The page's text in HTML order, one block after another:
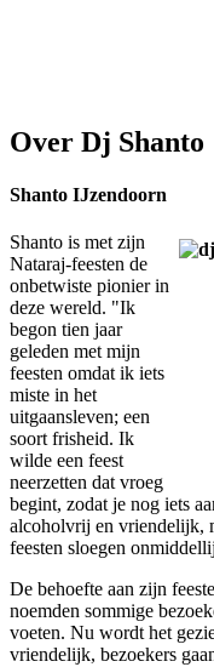
Over Dj Shanto
Shanto IJzendoorn
Shanto is met zijn
Nataraj-feesten de
onbetwiste pionier in
deze wereld. "Ik
begon tien jaar
geleden met mijn
feesten omdat ik iets
miste in het
uitgaansleven; een
soort frisheid. Ik
wilde een feest
neerzetten dat vroeg
begint, zodat je nog iets
alcoholvrij en vriendelijk,
feesten sloegen
De behoefte aan zijn
noemden sommige
voeten. Nu wordt het
vriendelijk, bezoekers